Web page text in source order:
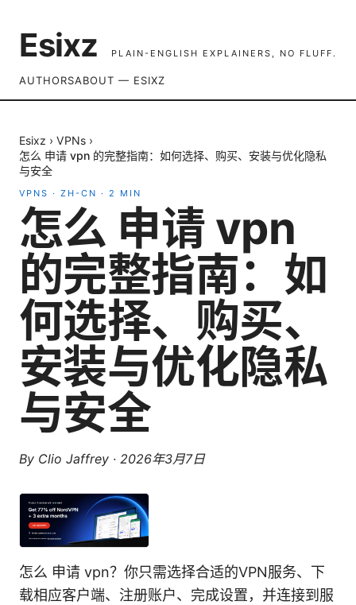
Esixz PLAIN-ENGLISH EXPLAINERS, NO FLUFF.
AUTHORSABOUT — ESIXZ
Esixz › VPNs ›
怎么 申请 vpn 的完整指南：如何选择、购买、安装与优化隐私
与安全
VPNS · ZH-CN · 2 MIN
怎么 申请 vpn
的完整指南：如
何选择、购买、
安装与优化隐私
与安全
By Clio Jaffrey · 2026年3月7日
怎么 申请 vpn？你只需选择合适的VPN服务、下
载相应客户端、注册账户、完成设置，并连接到服